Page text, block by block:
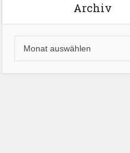
Archiv